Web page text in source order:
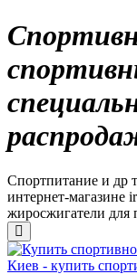
Спортпитание и др
интернет-магазине
жиросжигатели для